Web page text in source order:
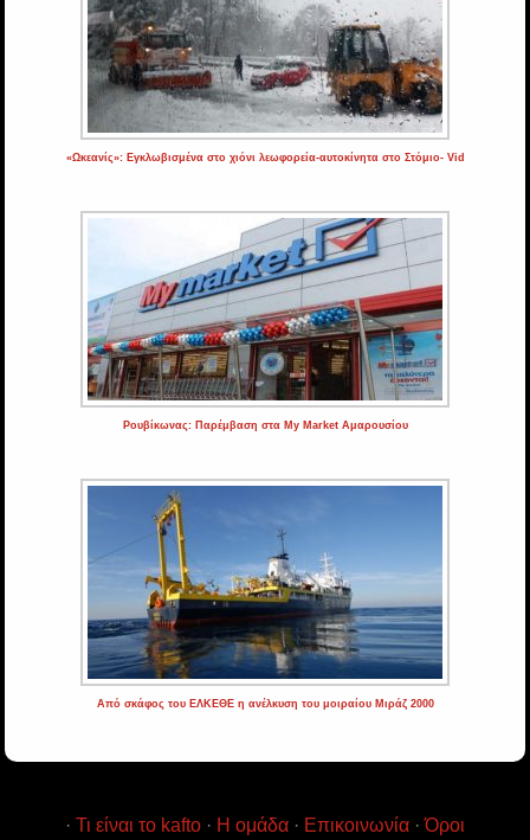
«Ωκεανίς»: Εγκλωβισμένα στο χιόνι λεωφορεία-αυτοκίνητα στο Στόμιο- Vid
Ρουβίκωνας: Παρέμβαση στα My Market Αμαρουσίου
Από σκάφος του ΕΛΚΕΘΕ η ανέλκυση του μοιραίου Μιράζ 2000
· Τι είναι το kafto · Η ομάδα · Επικοινωνία ·Όροι